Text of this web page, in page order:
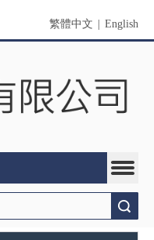
繁體中文 English